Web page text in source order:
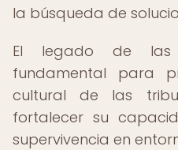
la búsqueda de
El legado de las
fundamental para
cultural de las
fortalecer su
supervivencia en